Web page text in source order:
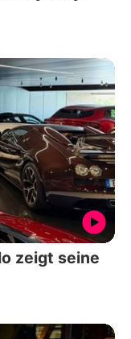
zeigt seine